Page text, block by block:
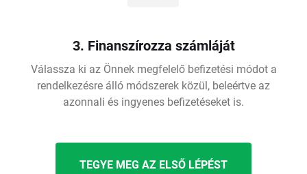
3. Finanszírozza számláját
Válassza ki az Önnek megfelelő befizetési módot a
rendelkezésre álló módszerek közül, beleértve az
azonnali és ingyenes befizetéseket is.
TEGYE MEG AZ ELSŐ LÉPÉST